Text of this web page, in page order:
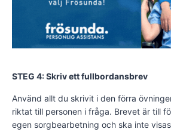
STEG 4: Skriv ett fullbordansbrev
Använd allt du skrivit i den förra
riktat till personen i fråga. Brevet är till
egen sorgbearbetning och ska inte